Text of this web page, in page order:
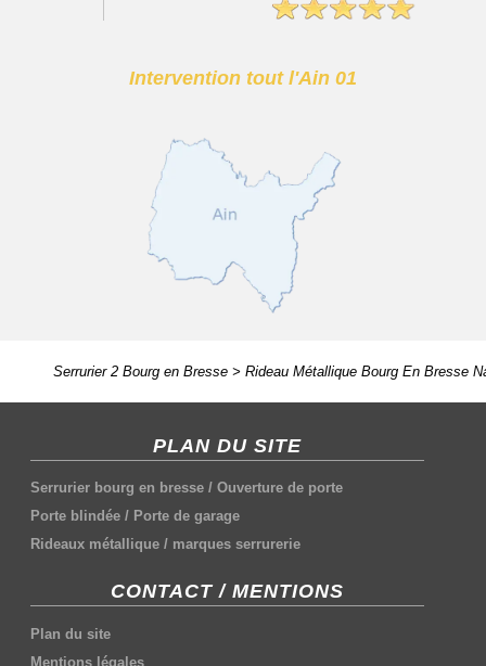
Intervention tout l'Ain 01
Serrurier 2 Bourg en Bresse> Rideau Métallique Bourg En Bresse
PLAN DU SITE
Serrurier bourg en bresse /Ouverture de porte
Porte blindée / Porte de garage
Rideaux métallique / marques serrurerie
CONTACT / MENTIONS
Plan du site
Mentions légales